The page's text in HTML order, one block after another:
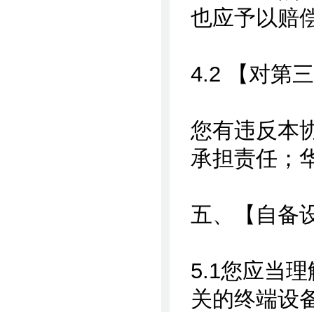
也应予以赔
4.2 【对第
您有违反本
承担责任；
五、【自备
5.1您应当
关的终端设